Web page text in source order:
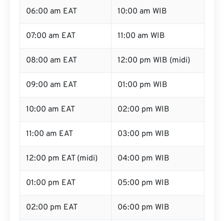
06:00 am EAT 10:00 am WIB
07:00 am EAT 11:00 am WIB
08:00 am EAT 12:00 pm WIB (midi)
09:00 am EAT 01:00 pm WIB
10:00 am EAT 02:00 pm WIB
11:00 am EAT 03:00 pm WIB
12:00 pm EAT (midi) 04:00 pm WIB
01:00 pm EAT 05:00 pm WIB
02:00 pm EAT 06:00 pm WIB